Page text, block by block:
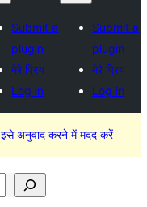
Submit a
plugin
मेरे प्रिय
Log in
Submit a
plugin
मेरे प्रिय
Log in
इसे अनुवाद करने में मदद करें